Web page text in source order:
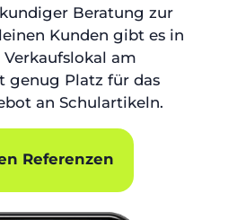
Beratung zur
Kunden gibt es in
am
genug Platz für das
an Schulartikeln.
Referenzen